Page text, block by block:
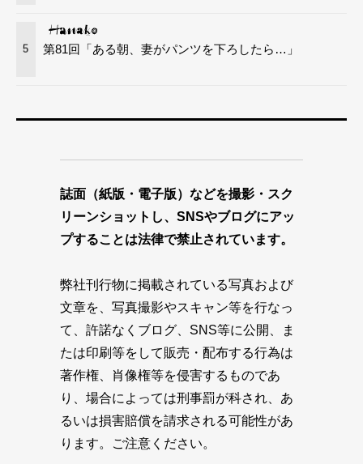
5 第81回「ある朝、妻がパンツを下ろしたら…」
誌面（紙版・電子版）などを撮影・スク
リーンショットし、SNSやブログにアッ
プすることは法律で禁止されています。
弊社刊行物に掲載されている写真および
文章を、写真撮影やスキャン等を行なっ
て、許諾なくブログ、SNS等に公開、ま
たは印刷等をして販売・配布する行為は
著作権、肖像権等を侵害するものであ
り、場合によっては刑事罰が科され、あ
るいは損害賠償を請求される可能性があ
ります。ご注意ください。